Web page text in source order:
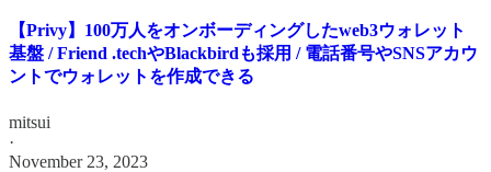
【Privy】100万人をオンボーディングしたweb3ウォレット
基盤 / Friend .techやBlackbirdも採用 / 電話番号やSNSアカウ
ントでウォレットを作成できる
mitsui
·
November 23, 2023